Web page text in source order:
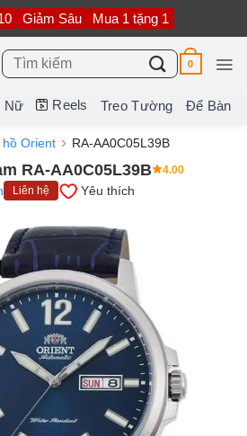
Giảm Sâu Mua 1 tặng 1
Tìm
kiếm:
0
Nữ Reels Treo Tường Để Bàn
Orient RA-AA0C05L39B
RA-AA0C05L39B 4.00
Liên hệ Yêu thích